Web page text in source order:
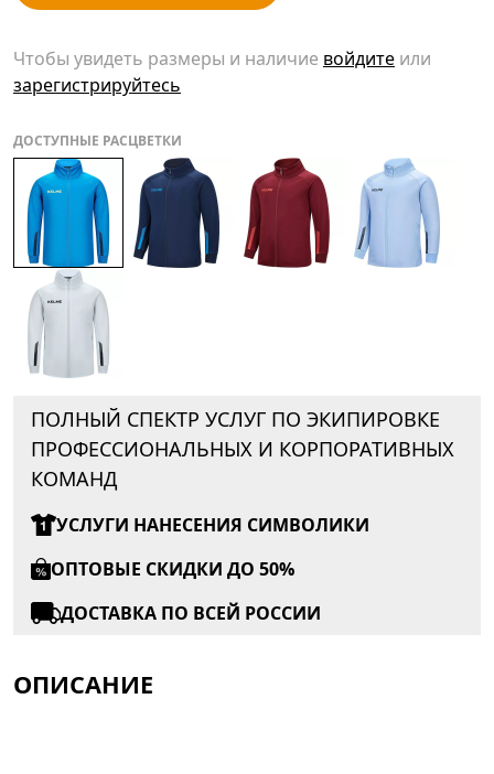
Чтобы увидеть размеры и наличие войдите или
зарегистрируйтесь
ДОСТУПНЫЕ РАСЦВЕТКИ
ПОЛНЫЙ СПЕКТР УСЛУГ ПО ЭКИПИРОВКЕ
ПРОФЕССИОНАЛЬНЫХ И КОРПОРАТИВНЫХ
КОМАНД
УСЛУГИ НАНЕСЕНИЯ СИМВОЛИКИ
ОПТОВЫЕ СКИДКИ ДО 50%
ДОСТАВКА ПО ВСЕЙ РОССИИ
ОПИСАНИЕ